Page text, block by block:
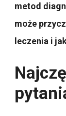
metod
może
leczenia i